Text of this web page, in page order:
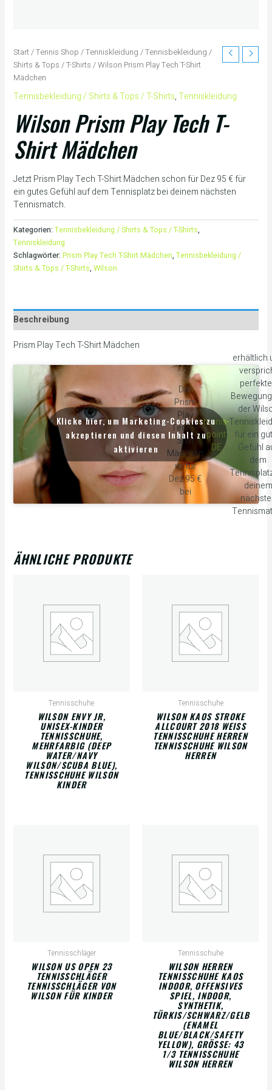
Start/Tennis Shop /Tenniskleidung /Tennisbekleidung /
Shirts & Tops / T-Shirts / Wilson Prism Play Tech T-Shirt
Mädchen
Tennisbekleidung / Shirts & Tops / T-Shirts,Tenniskleidung
Wilson Prism Play Tech T-
Shirt Mädchen
Jetzt Prism Play Tech T-Shirt Mädchen schon für Dez 95 € für
ein gutes Gefühl auf dem Tennisplatz bei deinem nächsten
Tennismatch.
Kategorien: Tennisbekleidung / Shirts & Tops / T-Shirts,
Tenniskleidung
Schlagwörter: Prism Play Tech T-Shirt Mädchen, Tennisbekleidung /
Shirts & Tops / T-Shirts, Wilson
Beschreibung
Prism Play Tech T-Shirt Mädchen
Der
Prism
Play
Tech T-
Shirt
Mädchen
ist für
Dez 95 €
bei
tennis-
point
DE
erhältlich
der
für ein
Gefühl
dem
deinem
Klicke hier, um Marketing-Cookies zu
akzeptieren und diesen Inhalt zu
aktivieren
ÄHNLICHE PRODUKTE
Tennisschuhe
WILSON ENVY JR,
UNISEX-KINDER
TENNISSCHUHE,
MEHRFARBIG (DEEP
WATER/NAVY
WILSON/SCUBA BLUE),
TENNISSCHUHE WILSON
KINDER
Tennisschuhe
WILSON KAOS STROKE
ALLCOURT 2018 WEISS
TENNISSCHUHE HERREN
TENNISSCHUHE WILSON
HERREN
Tennisschläger
WILSON US OPEN 23
TENNISSCHLÄGER
TENNISSCHLÄGER VON
WILSON FÜR KINDER
Tennisschuhe
WILSON HERREN
TENNISSCHUHE KAOS
INDOOR, OFFENSIVES
SPIEL, INDOOR,
SYNTHETIK,
TÜRKIS/SCHWARZ/GELB
(ENAMEL
BLUE/BLACK/SAFETY
YELLOW), GRÖSSE: 43 1
/3 TENNISSCHUHE W
ILSON HERREN